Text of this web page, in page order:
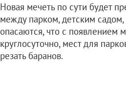
Новая мечеть по сути будет
между парком, детским
опасаются, что с появлением
круглосуточно, мест для
резать баранов.